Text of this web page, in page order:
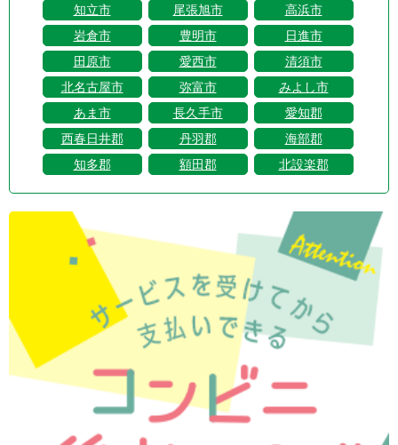
知立市
尾張旭市
高浜市
岩倉市
豊明市
日進市
田原市
愛西市
清須市
北名古屋市
弥富市
みよし市
あま市
長久手市
愛知郡
西春日井郡
丹羽郡
海部郡
知多郡
額田郡 北設楽郡